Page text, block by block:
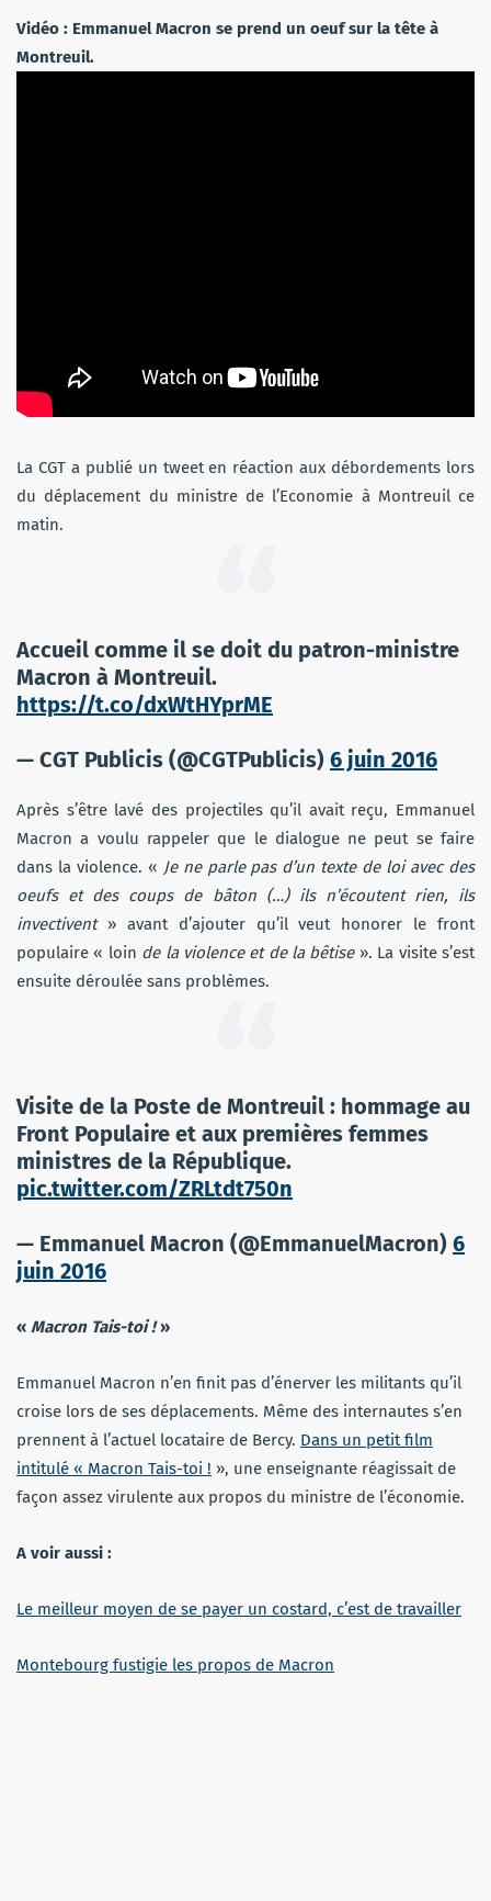
Vidéo : Emmanuel Macron se prend un oeuf sur la tête à
Montreuil.
La CGT a publié un tweet en réaction aux débordements lors
du déplacement du ministre de l’Economie à Montreuil ce
matin.
Accueil comme il se doit du patron-ministre
Macron à Montreuil.
https://t.co/dxWtHYprME
— CGT Publicis (@CGTPublicis) 6 juin 2016
Après s’être lavé des projectiles qu’il avait reçu, Emmanuel
Macron a voulu rappeler que le dialogue ne peut se faire
dans la violence. « Je ne parle pas d’un texte de loi avec des
oeufs et des coups de bâton (…) ils n’écoutent rien, ils
invectivent » avant d’ajouter qu’il veut honorer le front
populaire « loin de la violence et de la bêtise ». La visite s’est
ensuite déroulée sans problèmes.
Visite de la Poste de Montreuil : hommage au
Front Populaire et aux premières femmes
ministres de la République.
pic.twitter.com/ZRLtdt750n
— Emmanuel Macron (@EmmanuelMacron) 6
juin 2016
« Macron Tais-toi !»
Emmanuel Macron n’en finit pas d’énerver les militants qu’il
croise lors de ses déplacements. Même des internautes s’en
prennent à l’actuel locataire de Bercy. Dans un petit film
intitulé « Macron Tais-toi ! », une enseignante réagissait de
façon assez virulente aux propos du ministre de l’économie.
A voir aussi :
Le meilleur moyen de se payer un costard, c’est de travailler
Montebourg fustigie les propos de Macron